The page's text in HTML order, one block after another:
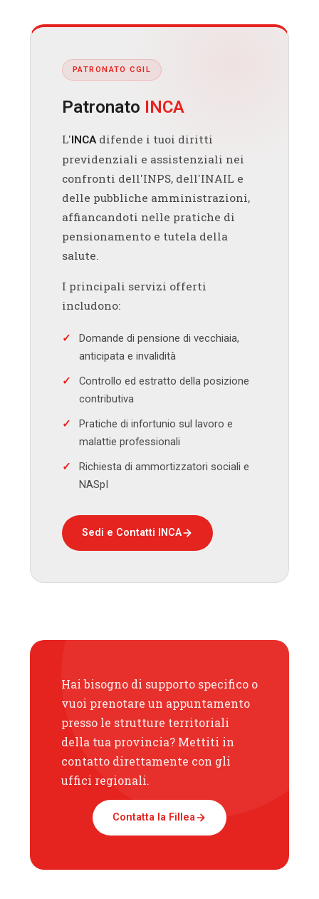
PATRONATO CGIL
Patronato INCA
L'INCAdifende i tuoi diritti
previdenziali e assistenziali nei
confronti dell'INPS, dell'INAIL e
delle pubbliche amministrazioni,
affiancandoti nelle pratiche di
pensionamento e tutela della
salute.
I principali servizi offerti
includono:
Domande di pensione di vecchiaia,
anticipata e invalidità
Controllo ed estratto della posizione
contributiva
Pratiche di infortunio sul lavoro e
malattie professionali
Richiesta di ammortizzatori sociali e
NASpI
Sedi e Contatti INCA
Hai bisogno di supporto specifico o
vuoi prenotare un appuntamento
presso le strutture territoriali
della tua provincia? Mettiti in
contatto direttamente con gli
uffici regionali.
Contatta la Fillea